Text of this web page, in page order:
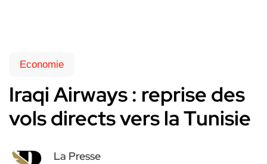
Economie
Iraqi Airways : reprise des
vols directs vers la Tunisie
La Presse